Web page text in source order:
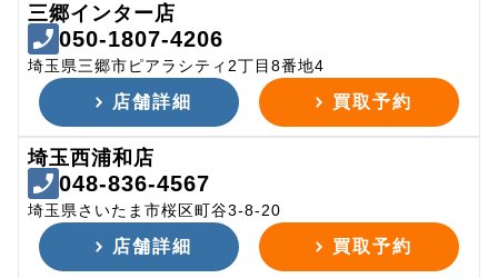
三郷インター店
050-1807-4206
埼玉県三郷市ピアラシティ2丁目8番地4
店舗詳細 買取予約
埼玉西浦和店
048-836-4567
埼玉県さいたま市桜区町谷3-8-20
店舗詳細 買取予約